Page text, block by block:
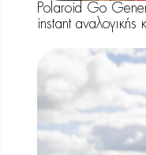
Polaroid Go
instant αναλογικής